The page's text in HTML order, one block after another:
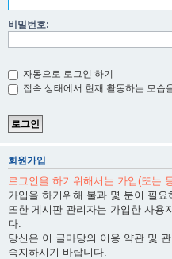
비밀번호:
자동으로 로그인 하기
접속 상태에서 현재 활동하는 모습
회원가입
로그인을 하기위해서는 가입(또는
가입을 하기위해 불과 몇 분이 필요
또한 게시판 관리자는 가입한 사용
다.
당신은 이 글마당의 이용 약관 및
숙지하시기 바랍니다.